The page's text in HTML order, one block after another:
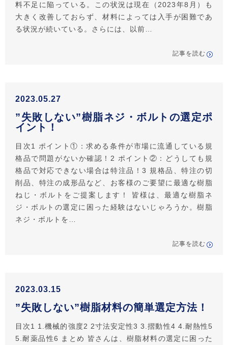
料不足に陥っている。この状況は現在（2023年8月）も
大きく改善しておらず、材料によっては入手が困難であ
る状況が続いている。さらには、以前…
記事を読む
2023.05.27
”失敗しない”樹脂ネジ・ボルトの選定ポ
イント！
目次1 ポイント①：求める条件が市場に流通している規
格品で問題がないか確認！2 ポイント②：どうしても規
格品で対応できない場合は特注品！3 規格品、特注の切
削品、特注の成形品など、お客様のご要望に最適な樹脂
ねじ・ボルトをご提案します！ 皆様は、最適な樹脂ネ
ジ・ボルトの選定に困った経験はないじゃろうか。樹脂
ネジ・ボルトを…
記事を読む
2023.03.15
”失敗しない”樹脂材料の簡単選定方法！
目次1 1.機械的強度2 2寸法安定性3 3.摺動性4 4.耐熱性5
5.耐薬品性6 まとめ 皆さんは、樹脂材料の選定に困った